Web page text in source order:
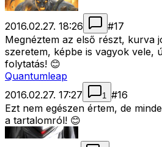
2016.02.27. 18:26 #17
Megnéztem az első részt, kurva
szeretem, képbe is vagyok vele,
folytatás! 😊
Quantumleap
2016.02.27. 17:27
1 #16
Ezt nem egészen értem, de
a tartalomról! 😊